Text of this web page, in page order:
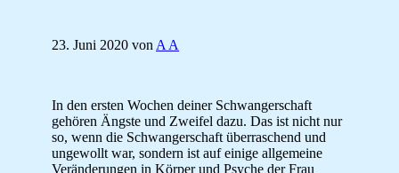
23. Juni 2020 von A A
In den ersten Wochen deiner Schwangerschaft
gehören Ängste und Zweifel dazu. Das ist nicht nur
so, wenn die Schwangerschaft überraschend und
ungewollt war, sondern ist auf einige allgemeine
Veränderungen in Körper und Psyche der Frau